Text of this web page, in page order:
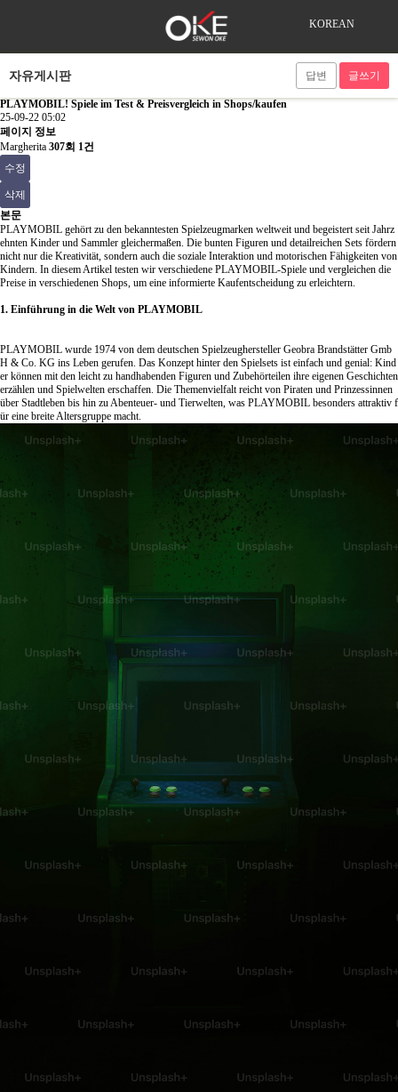
KOREAN
자유게시판 답변 글쓰기
PLAYMOBIL! Spiele im Test & Preisvergleich in Shops/kaufen
25-09-22 05:02
페이지 정보
Margherita 307회 1건
수정
삭제
본문
PLAYMOBIL gehört zu den bekanntesten Spielzeugmarken weltweit und begeistert seit Jahrz
ehnten Kinder und Sammler gleichermaßen. Die bunten Figuren und detailreichen Sets fördern
nicht nur die Kreativität, sondern auch die soziale Interaktion und motorischen Fähigkeiten von
Kindern. In diesem Artikel testen wir verschiedene PLAYMOBIL-Spiele und vergleichen die
Preise in verschiedenen Shops, um eine informierte Kaufentscheidung zu erleichtern.
1. Einführung in die Welt von PLAYMOBIL
PLAYMOBIL wurde 1974 von dem deutschen Spielzeughersteller Geobra Brandstätter Gmb
H & Co. KG ins Leben gerufen. Das Konzept hinter den Spielsets ist einfach und genial: Kind
er können mit den leicht zu handhabenden Figuren und Zubehörteilen ihre eigenen Geschichten
erzählen und Spielwelten erschaffen. Die Themenvielfalt reicht von Piraten und Prinzessinnen
über Stadtleben bis hin zu Abenteuer- und Tierwelten, was PLAYMOBIL besonders attraktiv f
ür eine breite Altersgruppe macht.